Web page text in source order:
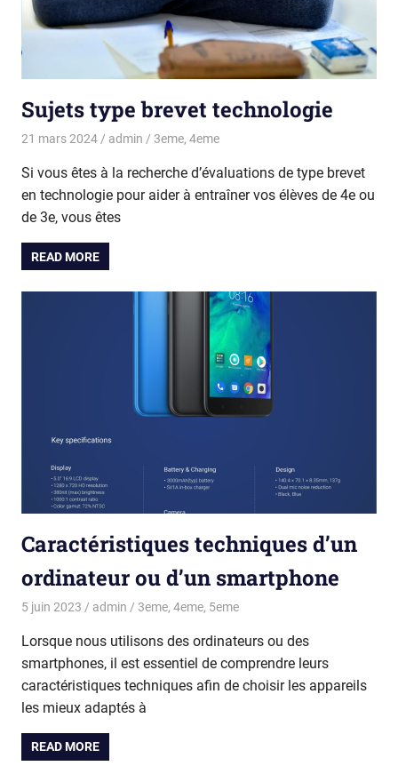
Sujets type brevet technologie
21 mars 2024 admin 3eme, 4eme
Si vous êtes à la recherche d’évaluations de type brevet
en technologie pour aider à entraîner vos élèves de 4e ou
de 3e, vous êtes
READ MORE
Caractéristiques techniques d’un
ordinateur ou d’un smartphone
5 juin 2023 admin 3eme, 4eme, 5eme
Lorsque nous utilisons des ordinateurs ou des
smartphones, il est essentiel de comprendre leurs
caractéristiques techniques afin de choisir les appareils
les mieux adaptés à
READ MORE